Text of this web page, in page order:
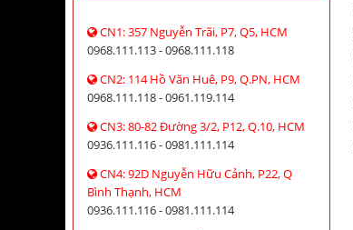
CN1: 357 Nguyễn Trãi, P7, Q5, HCM
0968.111.113 - 0968.111.118
CN2: 114 Hồ Văn Huê, P9, Q.PN, HCM
0968.111.118 - 0961.119.114
CN3: 80-82 Đường 3/2, P12, Q.10, HCM
0936.111.116 - 0981.111.114
CN4: 92D Nguyễn Hữu Cảnh, P22, Q
Bình Thạnh, HCM
0936.111.116 - 0981.111.114